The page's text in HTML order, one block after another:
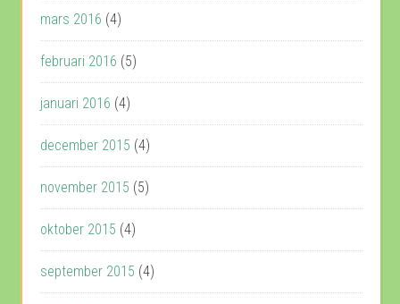
mars 2016 (4)
februari 2016 (5)
januari 2016 (4)
december 2015 (4)
november 2015 (5)
oktober 2015 (4)
september 2015 (4)